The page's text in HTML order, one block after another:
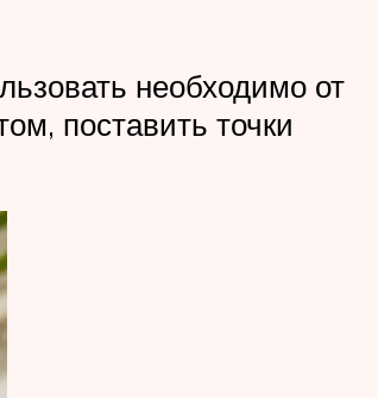
необходимо от
поставить точки